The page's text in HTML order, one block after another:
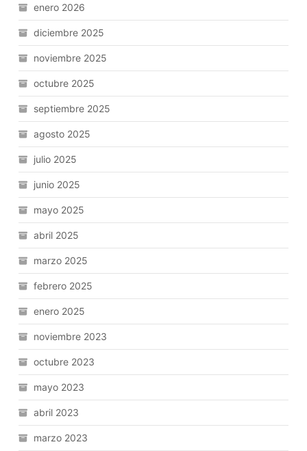
enero 2026
diciembre 2025
noviembre 2025
octubre 2025
septiembre 2025
agosto 2025
julio 2025
junio 2025
mayo 2025
abril 2025
marzo 2025
febrero 2025
enero 2025
noviembre 2023
octubre 2023
mayo 2023
abril 2023
marzo 2023